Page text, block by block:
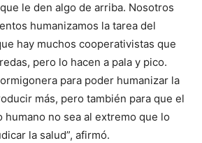
le den algo de arriba. Nosotros
humanizamos la tarea del
hay muchos cooperativistas que
pero lo hacen a pala y pico.
para poder humanizar la
más, pero también para que el
no sea al extremo que lo
la salud”, afirmó.